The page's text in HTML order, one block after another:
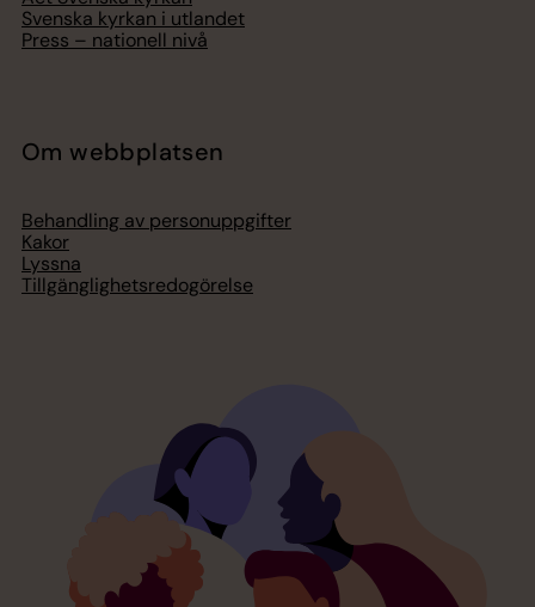
Svenska kyrkan i utlandet
Press – nationell nivå
Om webbplatsen
Behandling av personuppgifter
Kakor
Lyssna
Tillgänglighetsredogörelse